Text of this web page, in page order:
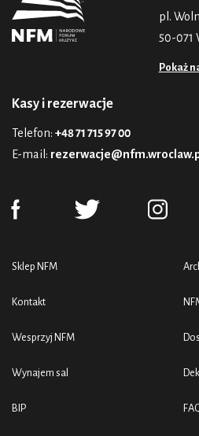
pl.
50-071
Pokaż
Kasy i rezerwacje
Telefon: +48 71 715 97 00
E-mail:
Sklep NFM
Kontakt
Wesprzyj NFM
Wynajem sal
BIP